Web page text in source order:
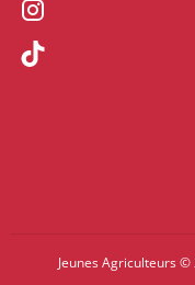
Jeunes Agriculteurs ©